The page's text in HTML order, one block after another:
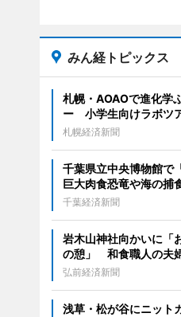
みん経トピックス
札幌・AOAOで進化学
ー 小学生向けラボツ
札幌経済新聞
千葉県立中央博物館で
巨大肉食恐竜や海の捕
千葉経済新聞
岩木山神社向かいに「
の憩」 和食職人の夫
弘前経済新聞
浅草・松が谷にニット